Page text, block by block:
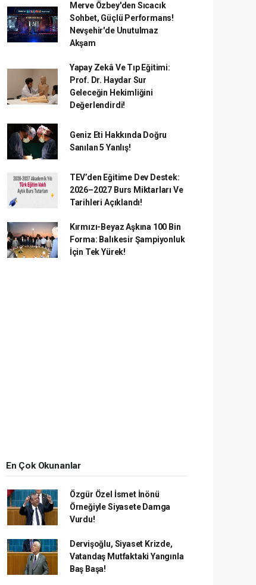
Merve Özbey'den Sıcacık
Sohbet, Güçlü Performans!
Nevşehir'de Unutulmaz
Akşam
Yapay Zekâ Ve Tıp Eğitimi:
Prof. Dr. Haydar Sur
Geleceğin Hekimliğini
Değerlendirdi!
Geniz Eti Hakkında Doğru
Sanılan 5 Yanlış!
TEV’den Eğitime Dev Destek:
2026–2027 Burs Miktarları Ve
Tarihleri Açıklandı!
Kırmızı-Beyaz Aşkına 100 Bin
Forma: Balıkesir Şampiyonluk
İçin Tek Yürek!
En Çok Okunanlar
Özgür Özel İsmet İnönü
Örneğiyle Siyasete Damga
Vurdu!
Dervişoğlu, Siyaset Krizde,
Vatandaş Mutfaktaki Yangınla
Baş Başa!